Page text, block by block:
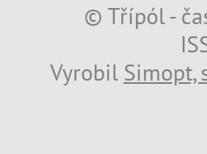
© Třípól -
Vyrobil Simopt,